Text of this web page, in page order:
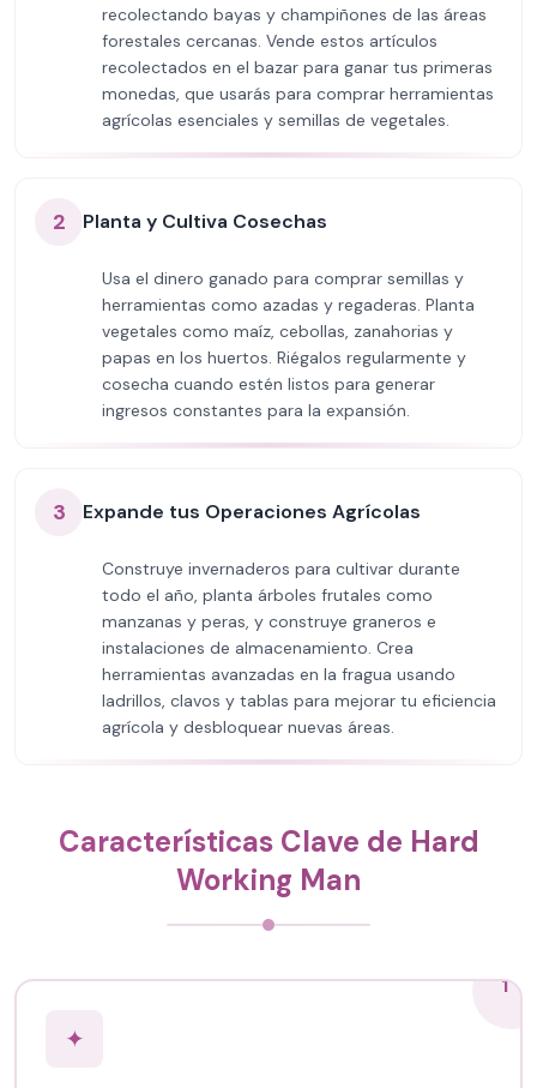
recolectando bayas y champiñones de las áreas
forestales cercanas. Vende estos artículos
recolectados en el bazar para ganar tus primeras
monedas, que usarás para comprar herramientas
agrícolas esenciales y semillas de vegetales.
2 Planta y Cultiva Cosechas
Usa el dinero ganado para comprar semillas y
herramientas como azadas y regaderas. Planta
vegetales como maíz, cebollas, zanahorias y
papas en los huertos. Riégalos regularmente y
cosecha cuando estén listos para generar
ingresos constantes para la expansión.
3 Expande tus Operaciones Agrícolas
Construye invernaderos para cultivar durante
todo el año, planta árboles frutales como
manzanas y peras, y construye graneros e
instalaciones de almacenamiento. Crea
herramientas avanzadas en la fragua usando
ladrillos, clavos y tablas para mejorar tu eficiencia
agrícola y desbloquear nuevas áreas.
Características Clave de Hard
Working Man
1
✦